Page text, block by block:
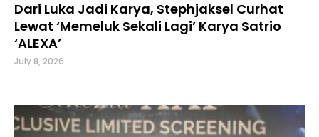
Dari Luka Jadi Karya, Stephjaksel Curhat
Lewat ‘Memeluk Sekali Lagi’ Karya Satrio
‘ALEXA’
July 8, 2026